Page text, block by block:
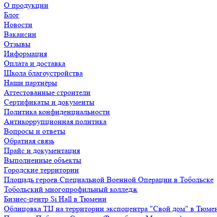
О продукции
Блог
Новости
Вакансии
Отзывы
Информация
Оплата и доставка
Школа благоустройства
Наши партнёры
Аттестованные строители
Сертификаты и документы
Политика конфиденциальности
Антикоррупционная политика
Вопросы и ответы
Обратная связь
Прайс и документация
Выполненные объекты
Городские территории
Площадь героев Специальной Военной Операции в Тобольске
Тобольский многопрофильный колледж
Бизнес-центр Si Hall в Тюмени
Облицовка ТЦ на территории экспоцентра "Свой дом" в